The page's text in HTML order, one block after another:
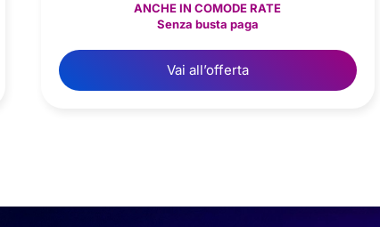
ANCHE IN COMODE RATE
Senza busta paga
Vai all’offerta